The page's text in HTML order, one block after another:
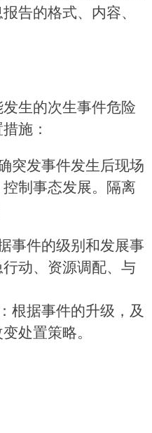
告的格式、内容、
生的次生事件危险
施：
发事件发生后现场
制事态发展。隔离
件的级别和发展事
动、资源调配、与
据事件的升级，及
处置策略。